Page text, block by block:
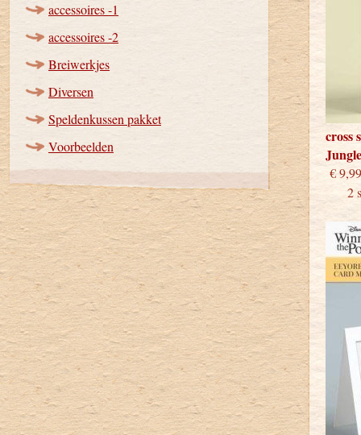
accessoires -1
accessoires -2
Breiwerkjes
Diversen
Speldenkussen pakket
Voorbeelden
cross
2